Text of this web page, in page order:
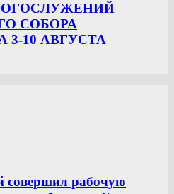
СОБОРА
3-10 АВГУСТА
совершил рабочую